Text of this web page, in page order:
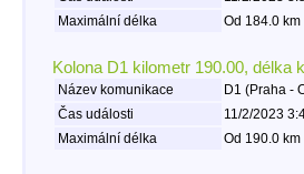
Maximální délka
Od 184.0
Kolona D1 kilometr 190.00, délka
Název komunikace
D1 (Praha -
Čas události
11/2/2023
Maximální délka
Od 190.0